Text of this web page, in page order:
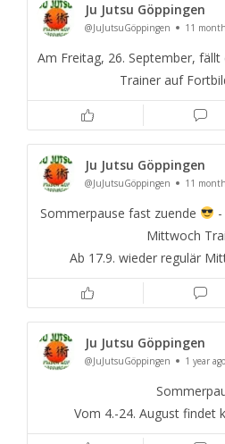
Ju Jutsu Göppingen
@JuJutsuGöppingen 11
Am Freitag, 26. September,
Trainer auf
Ju Jutsu Göppingen
@JuJutsuGöppingen 11
Sommerpause fast zuende
Mittwoch
Ab 17.9. wieder regulär
Ju Jutsu Göppingen
@JuJutsuGöppingen 1 year ago
Vom 4.-24. August findet